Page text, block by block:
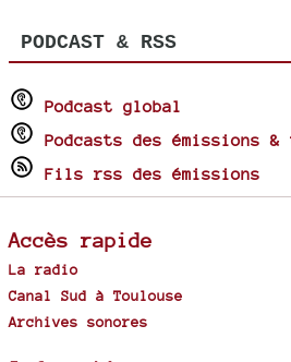
PODCAST & RSS
Podcast global
Podcasts des émissions &
Fils rss des émissions
Accès rapide
La radio
Canal Sud à Toulouse
Archives sonores